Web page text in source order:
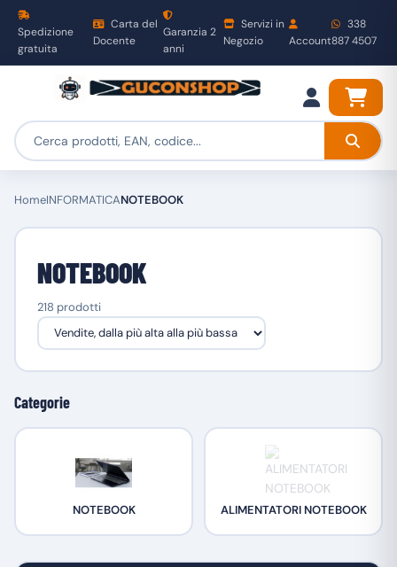
Spedizione
gratuita
Carta del
Docente
Garanzia 2
anni
Servizi in
Negozio
Account
338
887 4507
HomeINFORMATICANOTEBOOK
NOTEBOOK
218 prodotti
Categorie
NOTEBOOK ALIMENTATORI NOTEBOOK